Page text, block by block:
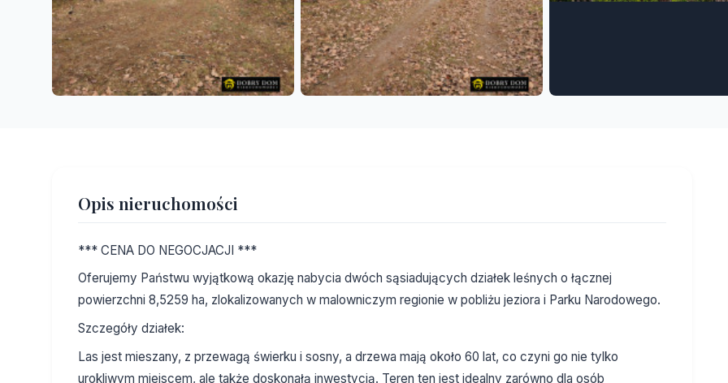
Opis nieruchomości
*** CENA DO NEGOCJACJI ***
Oferujemy Państwu wyjątkową okazję nabycia dwóch sąsiadujących działek leśnych o łącznej
powierzchni 8,5259 ha, zlokalizowanych w malowniczym regionie w pobliżu jeziora i Parku Narodowego.
Szczegóły działek:
Las jest mieszany, z przewagą świerku i sosny, a drzewa mają około 60 lat, co czyni go nie tylko
urokliwym miejscem, ale także doskonałą inwestycją. Teren ten jest idealny zarówno dla osób